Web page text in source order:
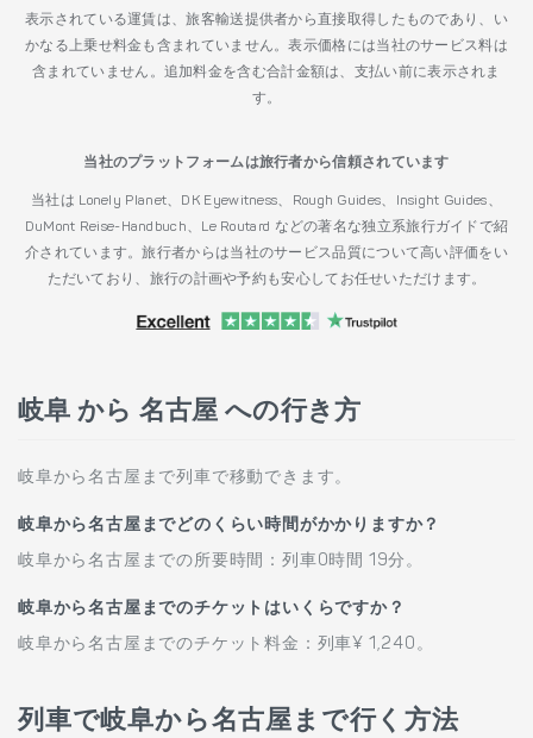
表示されている運賃は、旅客輸送提供者から直接取得したものであり、い
かなる上乗せ料金も含まれていません。表示価格には当社のサービス料は
含まれていません。追加料金を含む合計金額は、支払い前に表示されま
す。
当社のプラットフォームは旅行者から信頼されています
当社は Lonely Planet、DK Eyewitness、Rough Guides、Insight Guides、
DuMont Reise-Handbuch、Le Routard などの著名な独立系旅行ガイドで紹
介されています。旅行者からは当社のサービス品質について高い評価をい
ただいており、旅行の計画や予約も安心してお任せいただけます。
岐阜 から 名古屋 への行き方
岐阜から名古屋まで列車で移動できます。
岐阜から名古屋までどのくらい時間がかかりますか？
岐阜から名古屋までの所要時間：列車0時間 19分。
岐阜から名古屋までのチケットはいくらですか？
岐阜から名古屋までのチケット料金：列車¥ 1,240。
列車で岐阜から名古屋まで行く方法